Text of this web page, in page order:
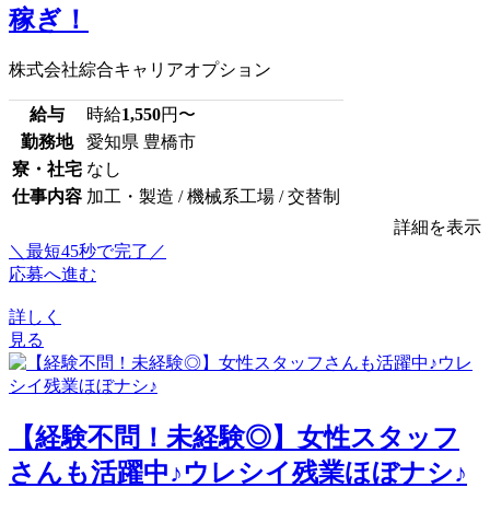
稼ぎ！
株式会社綜合キャリアオプション
給与 時給1,550円〜
勤務地
愛知県 豊橋市
寮・社宅 なし
仕事内容 加工・製造 / 機械系工場 / 交替制
詳細を表示
＼最短45秒で完了／
応募へ進む
詳しく
見る
【経験不問！未経験◎】女性スタッフ
さんも活躍中♪ウレシイ残業ほぼナシ♪